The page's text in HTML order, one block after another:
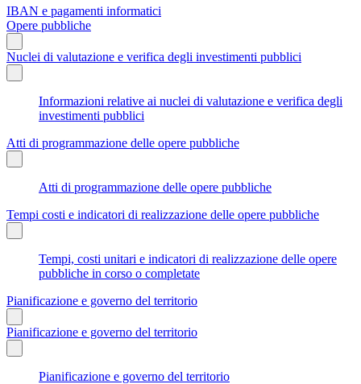
IBAN e pagamenti informatici
Opere pubbliche
Nuclei di valutazione e verifica degli investimenti pubblici
Informazioni relative ai nuclei di valutazione e verifica degli
investimenti pubblici
Atti di programmazione delle opere pubbliche
Atti di programmazione delle opere pubbliche
Tempi costi e indicatori di realizzazione delle opere pubbliche
Tempi, costi unitari e indicatori di realizzazione delle opere
pubbliche in corso o completate
Pianificazione e governo del territorio
Pianificazione e governo del territorio
Pianificazione e governo del territorio